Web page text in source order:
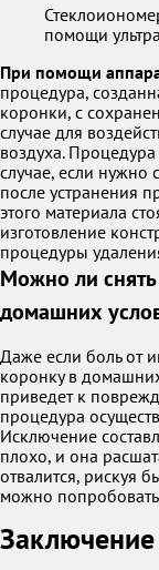
помощи
При помощи
процедура,
коронки, с
случае для
воздуха.
случае, если нужно
после устранения
этого материала
изготовление
процедуры
Можно ли снять
домашних
Даже если боль от
коронку в
приведет к
процедура
Исключение
плохо, и она
отвалится, рискуя
можно попробовать
Заключение